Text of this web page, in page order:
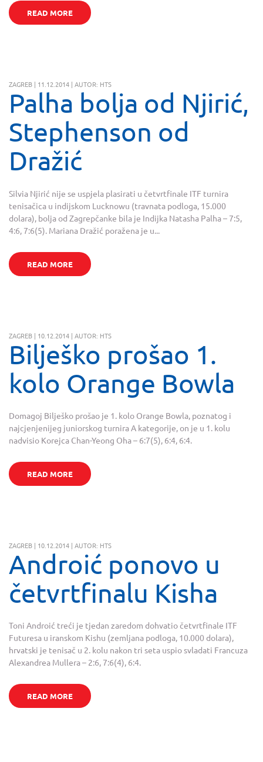
READ MORE
ZAGREB | 11.12.2014 | AUTOR: HTS
Palha bolja od Njirić,
Stephenson od
Dražić
Silvia Njirić nije se uspjela plasirati u četvrtfinale ITF turnira
tenisačica u indijskom Lucknowu (travnata podloga, 15.000
dolara), bolja od Zagrepčanke bila je Indijka Natasha Palha – 7:5,
4:6, 7:6(5). Mariana Dražić poražena je u...
READ MORE
ZAGREB | 10.12.2014 | AUTOR: HTS
Bilješko prošao 1.
kolo Orange Bowla
Domagoj Bilješko prošao je 1. kolo Orange Bowla, poznatog i
najcjenjenijeg juniorskog turnira A kategorije, on je u 1. kolu
nadvisio Korejca Chan-Yeong Oha – 6:7(5), 6:4, 6:4.
READ MORE
ZAGREB | 10.12.2014 | AUTOR: HTS
Androić ponovo u
četvrtfinalu Kisha
Toni Androić treći je tjedan zaredom dohvatio četvrtfinale ITF
Futuresa u iranskom Kishu (zemljana podloga, 10.000 dolara),
hrvatski je tenisač u 2. kolu nakon tri seta uspio svladati Francuza
Alexandrea Mullera – 2:6, 7:6(4), 6:4.
READ MORE